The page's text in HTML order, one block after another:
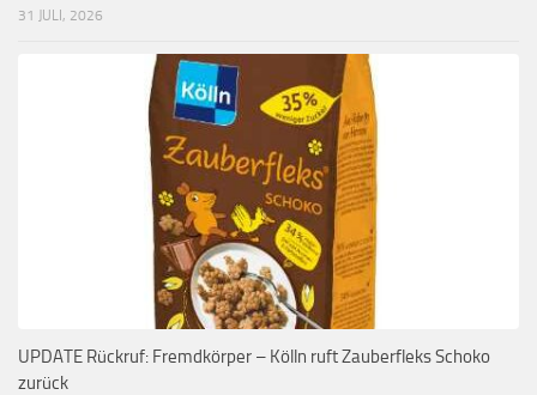
31 JULI, 2026
UPDATE Rückruf: Fremdkörper – Kölln ruft Zauberfleks Schoko
zurück